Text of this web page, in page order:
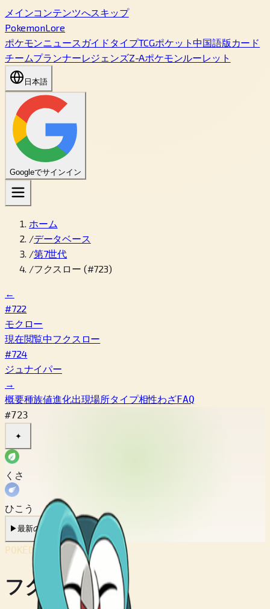
メインコンテンツへスキップ
PokemonLore
ポケモンニュース ガイド タイプTCGポケット中国語版カード
チームプランナーレジェンズZ-Aポケモンルーレット
日本語
Googleでサインイン
ホーム
/データベース
/第7世代
/フクスロー (#723)
←
#722
モクロー
現在閲覧中フクスロー
#724
ジュナイパー
→
概要種族値進化出現場所タイプ相性わざFAQ
#723
✦
くさ
ひこう
▶最新の鳴き声
POKÉDEX No.#723
フクスロー